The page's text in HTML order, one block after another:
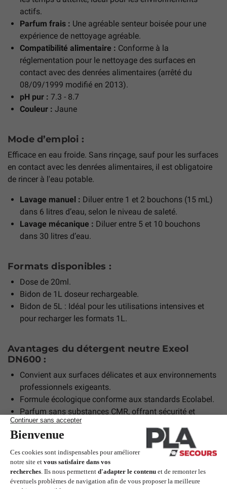
actifs.
Parfum frais : Une agréable senteur boisée pour une
expérience de nettoyage agréable.
Compatibilité alimentaire : Conforme à la
réglementation pour le nettoyage des surfaces en
contact avec des denrées alimentaires (arrêté du
08/09/1999 modifié en 2013).
pH pur : 7.3 - 8.7
Couleur : Jaune
Mode d’emploi :
Efficace en eau froide. Sans rinçage, sauf pour les surfaces
en contact avec les denrées alimentaires, il est obligatoire
de rincer à l'eau potable.
Lavage manuel : Diluer entre 1 et 2 bouchons (15 mL)
dans 6 litres d’eau, selon le niveau de saleté.
Lavage mécanique : Diluer entre 5 et 10 bouchons
dans 30 litres d’eau.
Formats disponibles :
Dose de 20ml.
Bidon de 1L doseur rechargeable.
Bidon de 5L : Idéal pour les utilisations intensives et
pour recharger les formats 1L.
Avantages du détergent neutre Exeol
DN600 :
Convient aux surfaces délicates et aux environnements
professionnels exigeants.
Formule écologique conforme aux standards Ecolabel.
Parfum sans substances CMR, offrant sécurité et
confort d’utilisation.
Dilution efficace pour réduire les coûts et l’impact
environnemental.
Précautions et recommandations :